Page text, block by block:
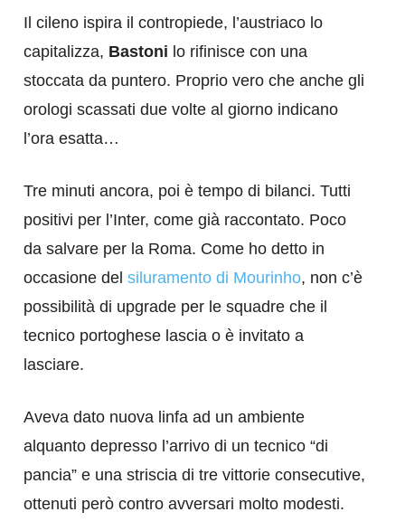
Il cileno ispira il contropiede, l’austriaco lo
capitalizza, Bastoni lo rifinisce con una
stoccata da puntero. Proprio vero che anche gli
orologi scassati due volte al giorno indicano
l’ora esatta…
Tre minuti ancora, poi è tempo di bilanci. Tutti
positivi per l’Inter, come già raccontato. Poco
da salvare per la Roma. Come ho detto in
occasione del siluramento di Mourinho, non c’è
possibilità di upgrade per le squadre che il
tecnico portoghese lascia o è invitato a
lasciare.
Aveva dato nuova linfa ad un ambiente
alquanto depresso l’arrivo di un tecnico “di
pancia” e una striscia di tre vittorie consecutive,
ottenuti però contro avversari molto modesti.